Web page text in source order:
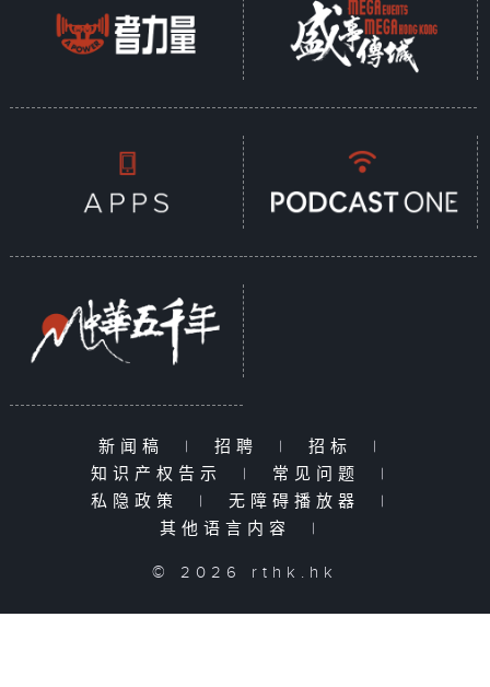
新闻稿 | 招聘 | 招标
|
知识产权告示
| 常见问题
|
私隐政策
| 无障碍播放器
|
其他语言内容
|
© 2026 rthk.hk